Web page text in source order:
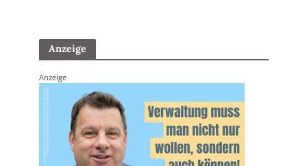
Anzeige
Anzeige